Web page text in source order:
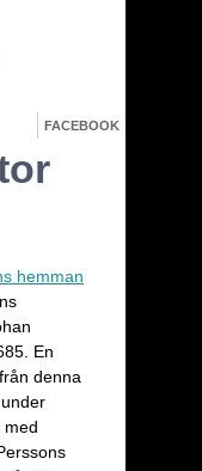
FACEBOOK
hemman
En
denna
med